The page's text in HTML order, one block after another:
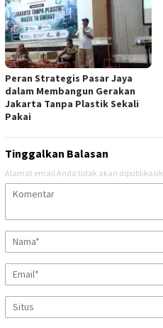
Peran Strategis Pasar Jaya
dalam Membangun Gerakan
Jakarta Tanpa Plastik Sekali
Pakai
Tinggalkan Balasan
Alamat email Anda tidak akan